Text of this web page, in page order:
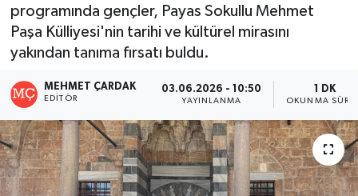
programında gençler, Payas Sokullu Mehmet
Paşa Külliyesi'nin tarihi ve kültürel mirasını
yakından tanıma fırsatı buldu.
MEHMET ÇARDAK
EDITÖR
03.06.2026 - 10:50
YAYINLANMA
1 DK
OKUNMA